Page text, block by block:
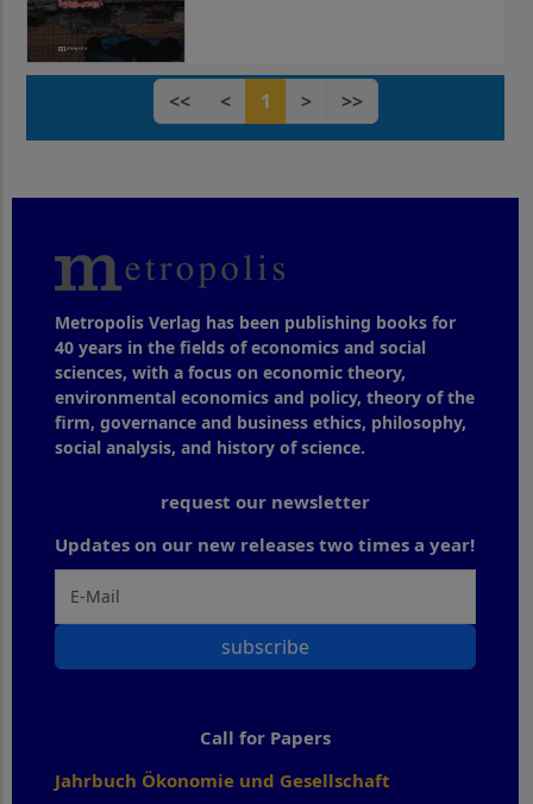
<< < 1 > >>
Metropolis Verlag has been publishing books for
40 years in the fields of economics and social
sciences, with a focus on economic theory,
environmental economics and policy, theory of the
firm, governance and business ethics, philosophy,
social analysis, and history of science.
request our newsletter
Updates on our new releases two times a year!
subscribe
Call for Papers
Jahrbuch Ökonomie und Gesellschaft